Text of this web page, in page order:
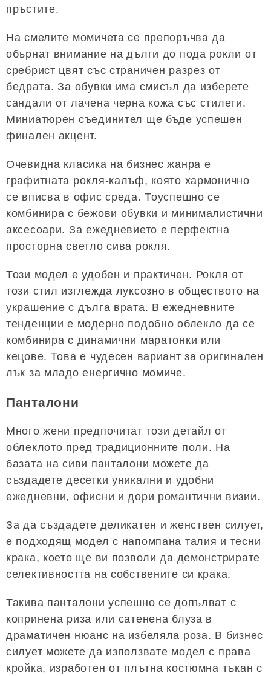
пръстите.
На смелите момичета се препоръчва да
обърнат внимание на дълги до пода рокли от
сребрист цвят със страничен разрез от
бедрата. За обувки има смисъл да изберете
сандали от лачена черна кожа със стилети.
Миниатюрен съединител ще бъде успешен
финален акцент.
Очевидна класика на бизнес жанра е
графитната рокля-калъф, която хармонично
се вписва в офис среда. Тоуспешно се
комбинира с бежови обувки и минималистични
аксесоари. За ежедневието е перфектна
просторна светло сива рокля.
Този модел е удобен и практичен. Рокля от
този стил изглежда луксозно в обществото на
украшение с дълга врата. В ежедневните
тенденции е модерно подобно облекло да се
комбинира с динамични маратонки или
кецове. Това е чудесен вариант за оригинален
лък за младо енергично момиче.
Панталони
Много жени предпочитат този детайл от
облеклото пред традиционните поли. На
базата на сиви панталони можете да
създадете десетки уникални и удобни
ежедневни, офисни и дори романтични визии.
За да създадете деликатен и женствен силует,
е подходящ модел с напомпана талия и тесни
крака, което ще ви позволи да демонстрирате
селективността на собствените си крака.
Такива панталони успешно се допълват с
копринена риза или сатенена блуза в
драматичен нюанс на избеляла роза. В бизнес
силует можете да използвате модел с права
кройка, изработен от плътна костюмна тъкан с